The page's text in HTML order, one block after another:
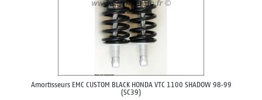
Amortisseurs EMC CUSTOM BLACK HONDA VTC 1100 SHADOW 98-99
(SC39)